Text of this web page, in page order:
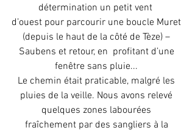
détermination un petit vent
d’ouest pour parcourir une boucle Muret
(depuis le haut de la côté de Tèze) –
Saubens et retour, en  profitant d’une
fenêtre sans pluie...
Le chemin était praticable, malgré les
pluies de la veille. Nous avons relevé
quelques zones labourées
fraîchement par des sangliers à la